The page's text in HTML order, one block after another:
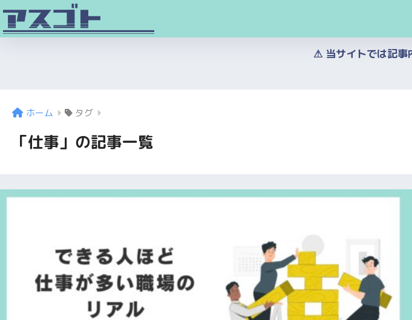
⚠︎ 当サイトでは記事
ホーム タグ
「仕事」の記事一覧